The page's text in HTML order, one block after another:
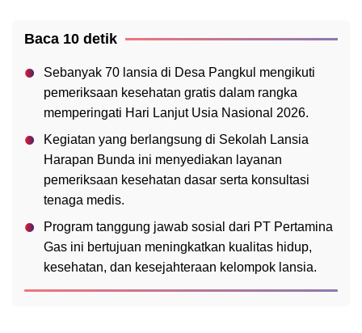
Baca 10 detik
Sebanyak 70 lansia di Desa Pangkul mengikuti
pemeriksaan kesehatan gratis dalam rangka
memperingati Hari Lanjut Usia Nasional 2026.
Kegiatan yang berlangsung di Sekolah Lansia
Harapan Bunda ini menyediakan layanan
pemeriksaan kesehatan dasar serta konsultasi
tenaga medis.
Program tanggung jawab sosial dari PT Pertamina
Gas ini bertujuan meningkatkan kualitas hidup,
kesehatan, dan kesejahteraan kelompok lansia.